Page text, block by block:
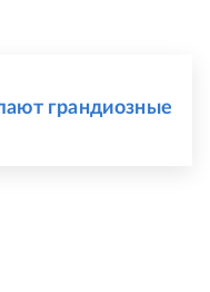
грандиозные